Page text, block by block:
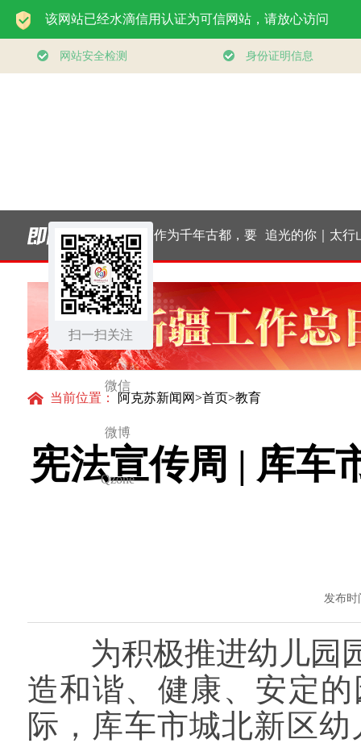
扫一扫关注
微信
微博
Qzone
领航丨夯实基础开新
局
习近平总书记关切事
｜厚植营商沃土推动
东北全面振兴
当前位置： 阿克苏新闻网>首页>教育
宪法宣传周 | 库车
发布时
为积极推进幼儿园园
造和谐、健康、安定
际，库车市城北新区